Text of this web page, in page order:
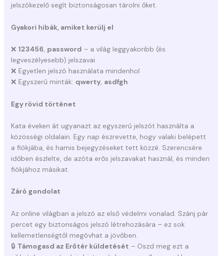
jelszókezelő segít biztonságosan tárolni őket.
Gyakori hibák, amiket kerülj el
❌ 123456, password – a világ leggyakoribb (és
legveszélyesebb) jelszavai
❌ Egyetlen jelszó használata mindenhol
❌ Egyszerű minták: qwerty, asdfgh
Egy rövid történet
Kata éveken át ugyanazt az egyszerű jelszót használta a
közösségi oldalain. Egy nap észrevette, hogy valaki belépett
a fiókjába, és hamis bejegyzéseket tett közzé. Szerencsére
időben észlelte, de azóta erős jelszavakat használ, és minden
fiókjához másikat.
Záró gondolat
Az online világban a jelszó az első védelmi vonalad. Szánj pár
percet egy biztonságos jelszó létrehozására – ez sok
kellemetlenségtől megóvhat a jövőben.
🔒 Támogasd az Erőtér küldetését – Oszd meg ezt a